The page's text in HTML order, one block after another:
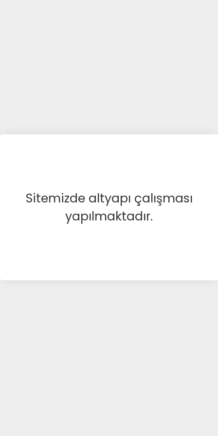
Sitemizde altyapı çalışması
yapılmaktadır.